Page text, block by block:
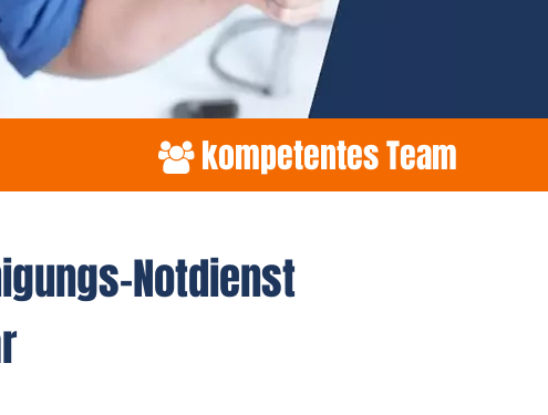
kompetentes Team
Notdienst